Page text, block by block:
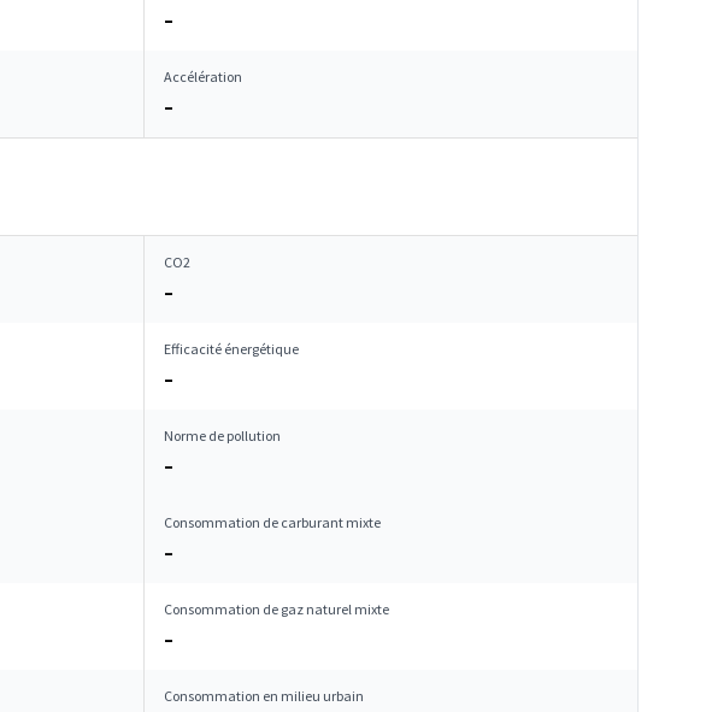
–
Accélération
–
CO2
–
Efficacité énergétique
–
Norme de pollution
–
Consommation de carburant mixte
–
Consommation de gaz naturel mixte
–
Consommation en milieu urbain